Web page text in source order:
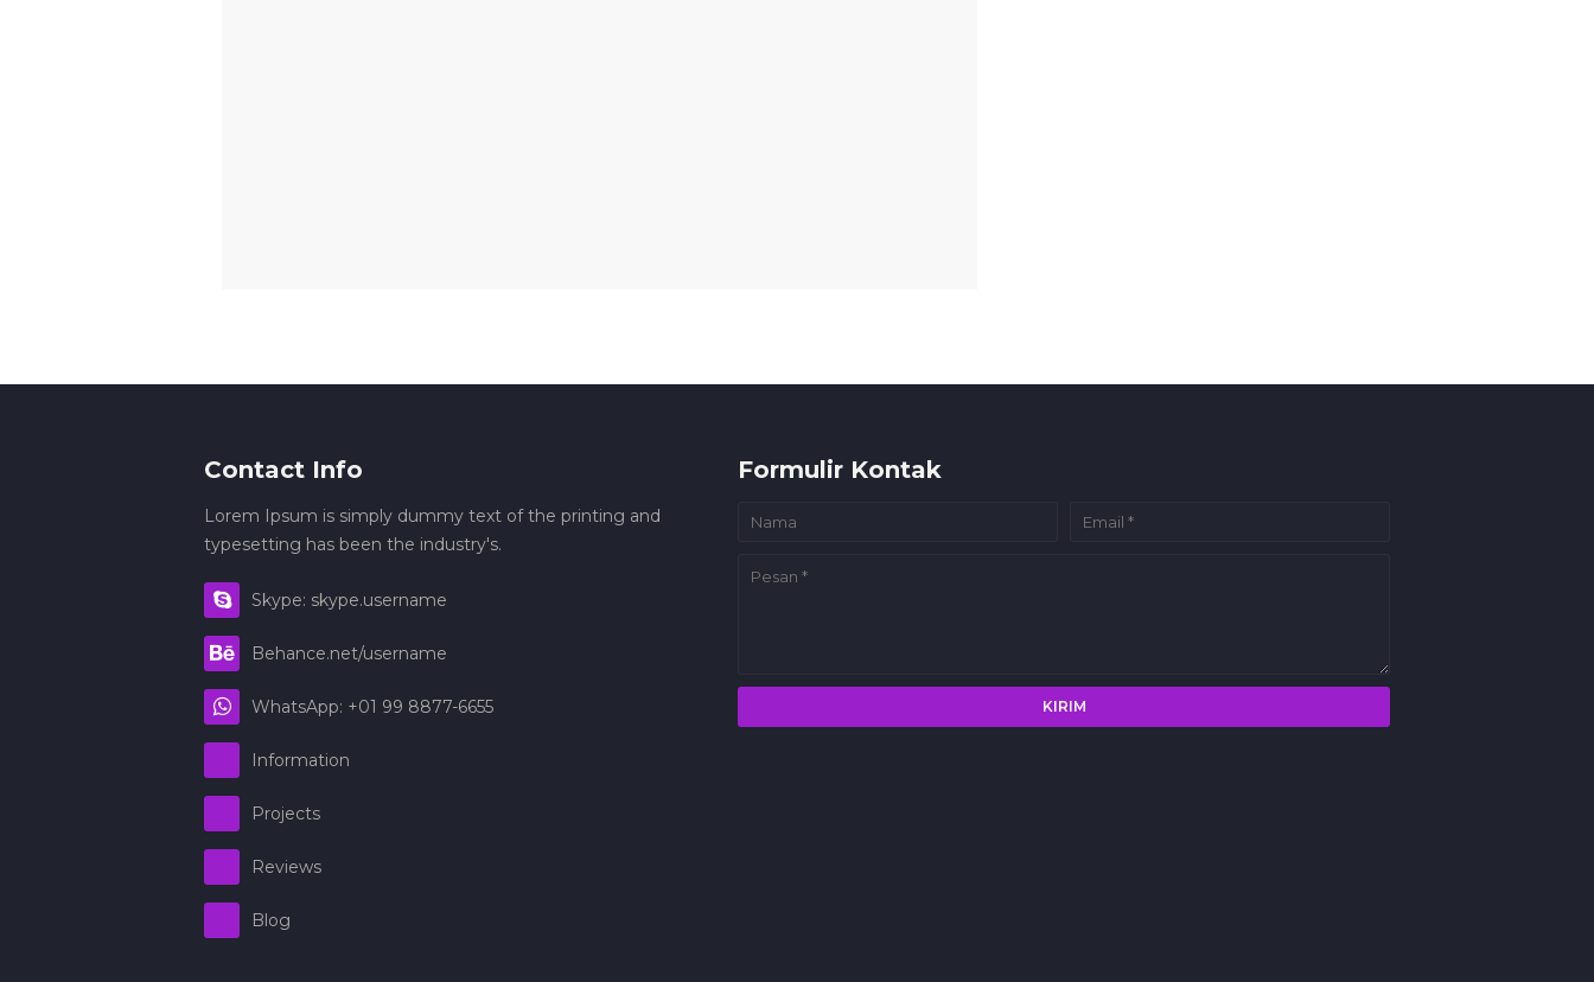
Contact Info
Lorem Ipsum is simply dummy text of the printing and
typesetting has been the industry's.
Skype: skype.username
Behance.net/username
WhatsApp: +01 99 8877-6655
Information
Projects
Reviews
Blog
Formulir Kontak